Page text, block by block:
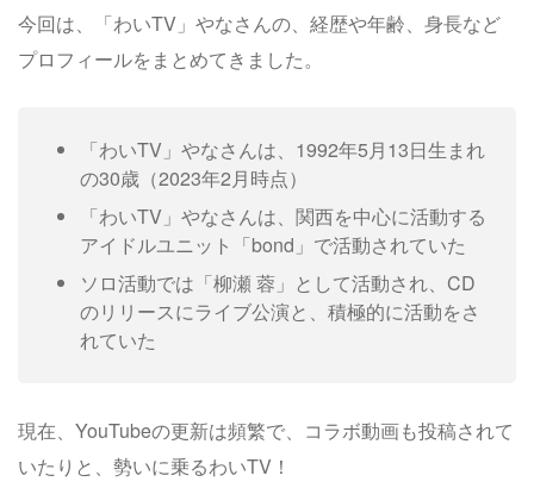
今回は、「わいTV」やなさんの、経歴や年齢、身長など
プロフィールをまとめてきました。
「わいTV」やなさんは、1992年5月13日生まれ
の30歳（2023年2月時点）
「わいTV」やなさんは、関西を中心に活動する
アイドルユニット「bond」で活動されていた
ソロ活動では「柳瀬 蓉」として活動され、CD
のリリースにライブ公演と、積極的に活動をさ
れていた
現在、YouTubeの更新は頻繁で、コラボ動画も投稿されて
いたりと、勢いに乗るわいTV！